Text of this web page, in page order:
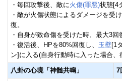
・毎回攻撃後、敵に火傷(罪悪)状態[4
・敵が火傷状態によるダメージを受
復。
・自身が致命傷を受けた時、最大3回
・復活後、HPを80%回復し、 玉壁[1
ン]に入る(自身行動時に入った場合、
八卦の心境「神髄共鳴」 7